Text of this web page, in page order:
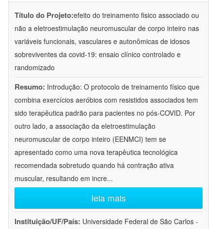
Título do Projeto:efeito do treinamento fisico associado ou
não a eletroestimulação neuromuscular de corpo inteiro nas
variáveis funcionais, vasculares e autonômicas de idosos
sobreviventes da covid-19: ensaio clínico controlado e
randomizado
Resumo: Introdução: O protocolo de treinamento físico que
combina exercícios aeróbios com resistidos associados tem
sido terapêutica padrão para pacientes no pós-COVID. Por
outro lado, a associação da eletroestimulação
neuromuscular de corpo inteiro (EENMCI) tem se
apresentado como uma nova terapêutica tecnológica
recomendada sobretudo quando há contração ativa
muscular, resultando em incre...
leia mais
Instituição/UF/País: Universidade Federal de São Carlos -